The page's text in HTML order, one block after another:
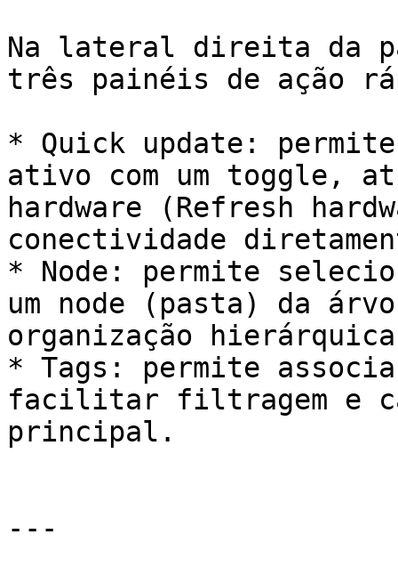
Na lateral direita da
três painéis de ação
* Quick update:
ativo com um toggle,
hardware (Refresh
conectividade
* Node: permite
um node (pasta) da
organização
* Tags: permite
facilitar filtragem e
principal.
---